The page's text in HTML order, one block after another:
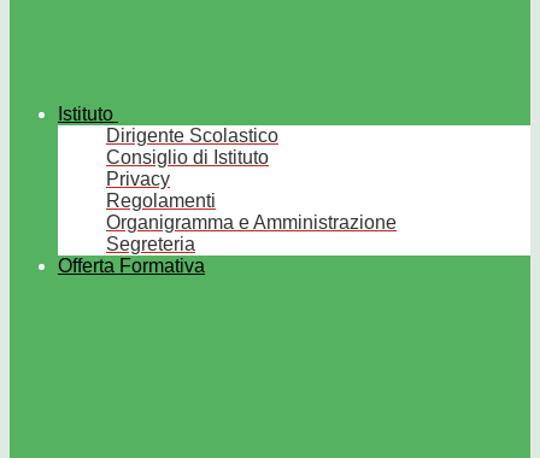
Istituto
Dirigente Scolastico
Consiglio di Istituto
Privacy
Regolamenti
Organigramma e Amministrazione
Segreteria
Offerta Formativa